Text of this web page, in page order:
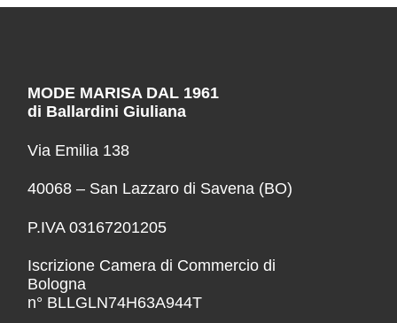
MODE MARISA DAL 1961
di Ballardini Giuliana
Via Emilia 138
40068 – San Lazzaro di Savena (BO)
P.IVA 03167201205
Iscrizione Camera di Commercio di
Bologna
n° BLLGLN74H63A944T